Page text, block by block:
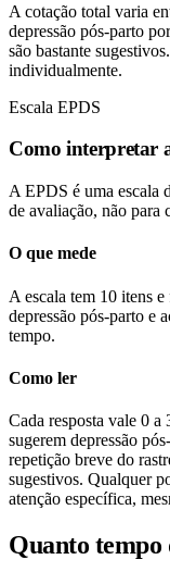
A cotação total varia
depressão pós-parto
são bastante
individualmente.
Escala EPDS
Como interpretar
A EPDS é uma escala
de avaliação, não para
O que mede
A escala tem 10 itens
depressão pós-parto e
tempo.
Como ler
Cada resposta vale 0 a
sugerem depressão
repetição breve do
sugestivos. Qualquer
atenção específica,
Quanto tempo